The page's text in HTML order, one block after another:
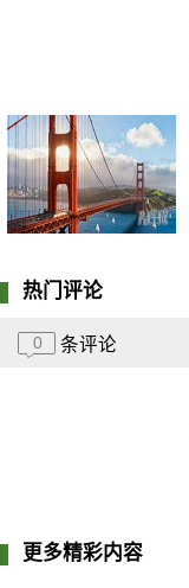
热门评论
0 条评论
更多精彩内容